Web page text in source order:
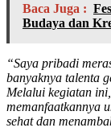
Baca Juga :
Budaya dan
“Saya pribadi
banyaknya talenta
Melalui kegiatan
memanfaatkannya
sehat dan